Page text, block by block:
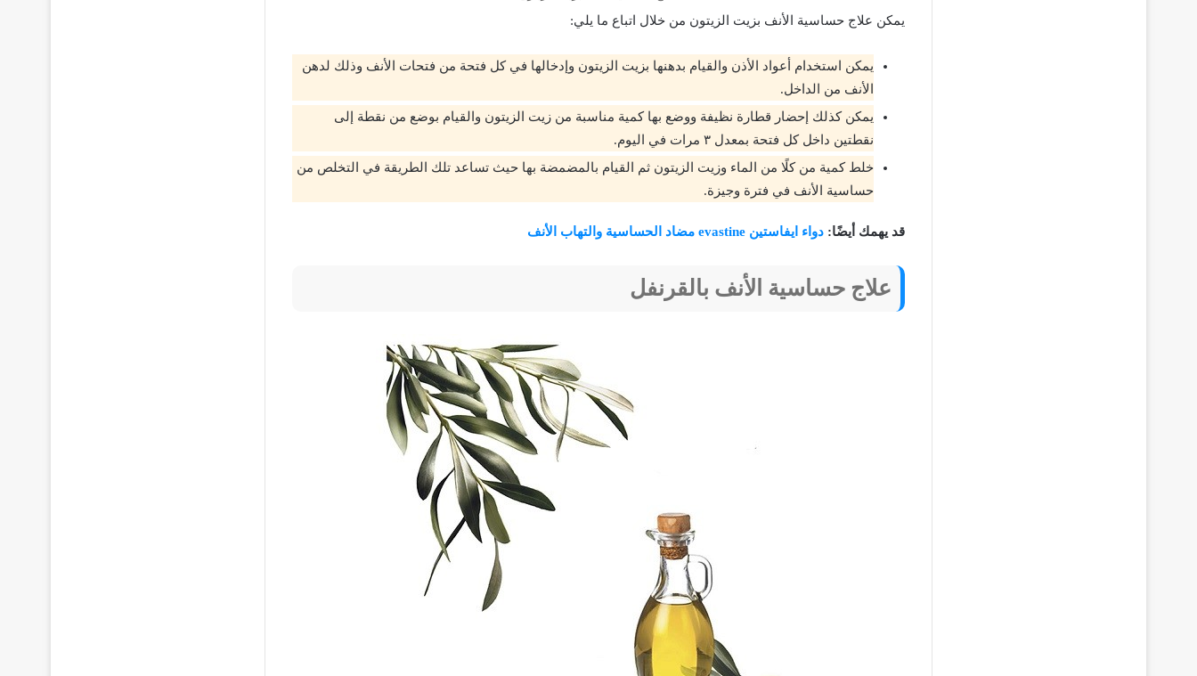
يمكن علاج حساسية الأنف بزيت الزيتون من خلال اتباع ما يلي:
يمكن استخدام أعواد الأذن والقيام بدهنها بزيت الزيتون وإدخالها في كل فتحة من فتحات الأنف وذلك لدهن
الأنف من الداخل.
يمكن كذلك إحضار قطارة نظيفة ووضع بها كمية مناسبة من زيت الزيتون والقيام بوضع من نقطة إلى
نقطتين داخل كل فتحة بمعدل ٣ مرات في اليوم.
خلط كمية من كلًا من الماء وزيت الزيتون ثم القيام بالمضمضة بها حيث تساعد تلك الطريقة في التخلص من
حساسية الأنف في فترة وجيزة.
قد يهمك أيضًا: دواء ايفاستين evastine مضاد الحساسية والتهاب الأنف
علاج حساسية الأنف بالقرنفل